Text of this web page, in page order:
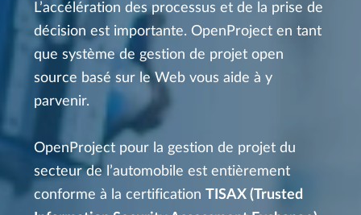
L’accélération des processus et de la prise de
décision est importante. OpenProject en tant
que système de gestion de projet open
source basé sur le Web vous aide à y
parvenir.
OpenProject pour la gestion de projet du
secteur de l’automobile est entièrement
conforme à la certification TISAX (Trusted